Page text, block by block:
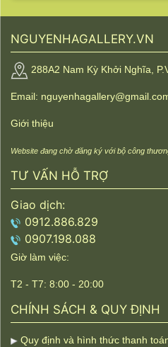
NGUYENHAGALLERY.VN
288A2 Nam Kỳ Khởi Nghĩa,
Email:
Giới thiệu
Website đang chờ đăng ký với bộ công
TƯ VẤN HỖ TRỢ
Giao dịch:
0912.886.829
0907.198.088
Giờ làm việc:
T2 - T7: 8:00 - 20:00
CHÍNH SÁCH & QUY ĐỊNH
Quy định và hình thức thanh